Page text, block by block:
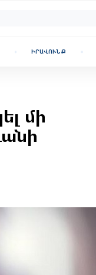
ԻՐԱՎՈՒՆՔ
մի